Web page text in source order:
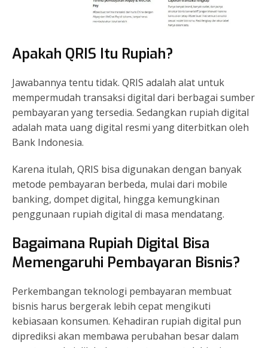
Apakah QRIS Itu Rupiah?
Jawabannya tentu tidak. QRIS adalah alat untuk
mempermudah transaksi digital dari berbagai sumber
pembayaran yang tersedia. Sedangkan rupiah digital
adalah mata uang digital resmi yang diterbitkan oleh
Bank Indonesia.
Karena itulah, QRIS bisa digunakan dengan banyak
metode pembayaran berbeda, mulai dari mobile
banking, dompet digital, hingga kemungkinan
penggunaan rupiah digital di masa mendatang.
Bagaimana Rupiah Digital Bisa
Memengaruhi Pembayaran Bisnis?
Perkembangan teknologi pembayaran membuat
bisnis harus bergerak lebih cepat mengikuti
kebiasaan konsumen. Kehadiran rupiah digital pun
diprediksi akan membawa perubahan besar dalam